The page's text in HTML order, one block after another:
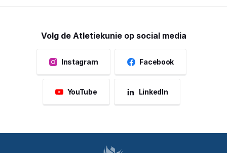
Volg de Atletiekunie op social media
Instagram Facebook
YouTube LinkedIn